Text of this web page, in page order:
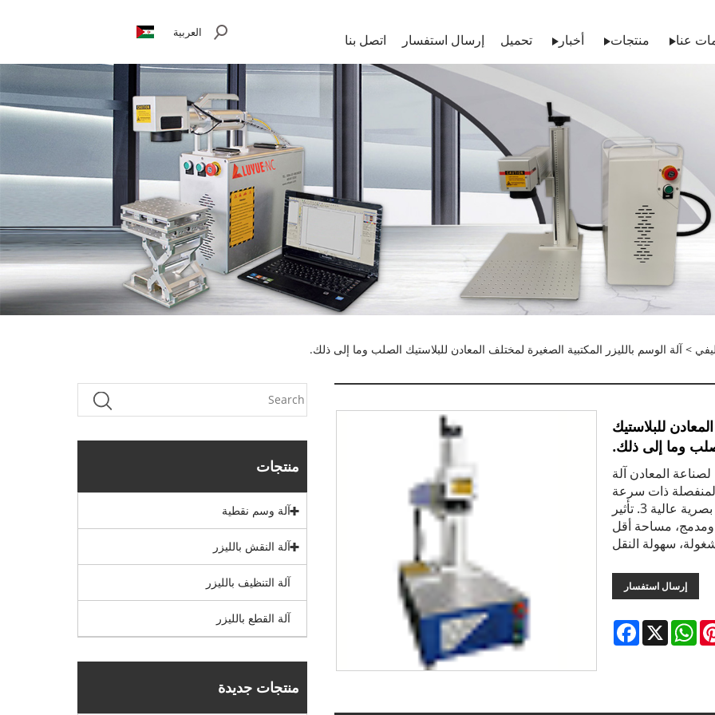
عنا منتجات أخبار تحميل إرسال استفسار اتصل بنا العربية
> آلة الوسم بالليزر المكتبية الصغيرة لمختلف المعادن للبلاستيك الصلب وما إلى ذلك.
منتجات
آلة وسم نقطية
آلة النقش بالليزر
آلة التنظيف بالليزر
آلة القطع بالليزر
منتجات جديدة
للبلاستيك
وما إلى ذلك.
ذات التصميم المدمج الصغير 50 ​​وات لصناعة المعادن آلة
المنفصلة ذات سرعة
وسم سريعة وكفاءة عالية 2. كفاءة تحويل إلكترونية بصرية عالية 3. تأثير
صغير ومدمج، مساحة أقل
سهولة النقل
إرسال استفسار
Facebook X
WhatsApp